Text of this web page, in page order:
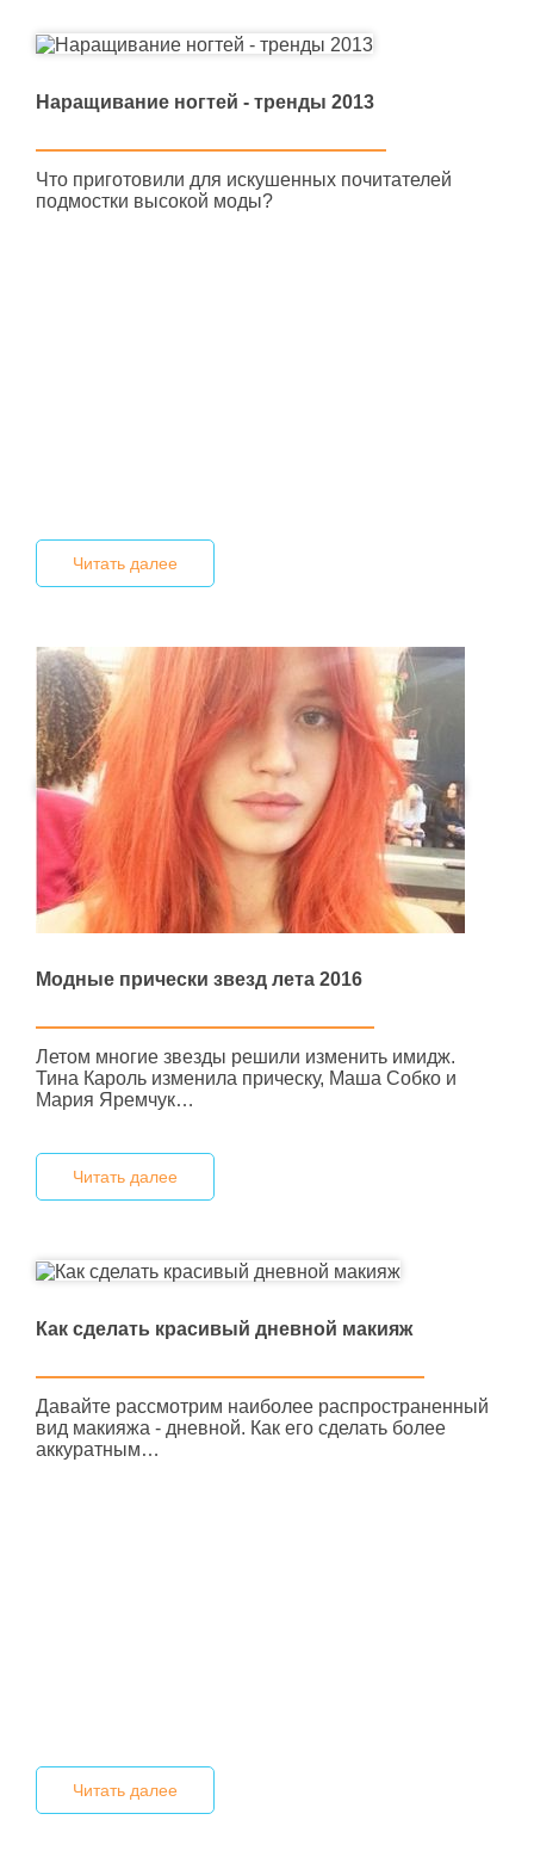
Наращивание ногтей - тренды 2013
Что приготовили для искушенных почитателей
подмостки высокой моды?
Читать далее
Модные прически звезд лета 2016
Летом многие звезды решили изменить имидж.
Тина Кароль изменила прическу, Маша Собко и
Мария Яремчук…
Читать далее
Как сделать красивый дневной макияж
Давайте рассмотрим наиболее распространенный
вид макияжа - дневной. Как его сделать более
аккуратным…
Читать далее